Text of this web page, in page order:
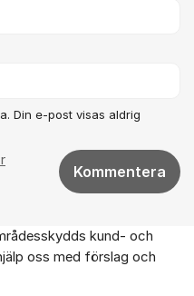
Din e-post visas aldrig
Kommentera
kund- och
oss med förslag och